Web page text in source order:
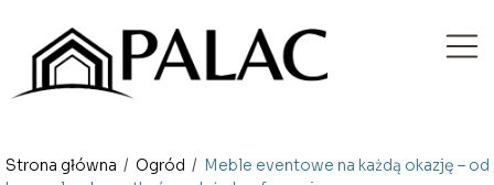
Strona główna / Ogród / Meble eventowe na każdą okazję – od